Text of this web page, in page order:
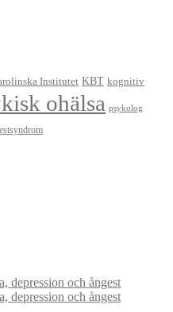
Institutet KBT kognitiv
ohälsa psykolog
depression och ångest
depression och ångest